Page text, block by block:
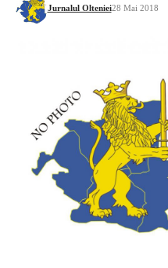
Jurnalul Olteniei28 Mai 2018